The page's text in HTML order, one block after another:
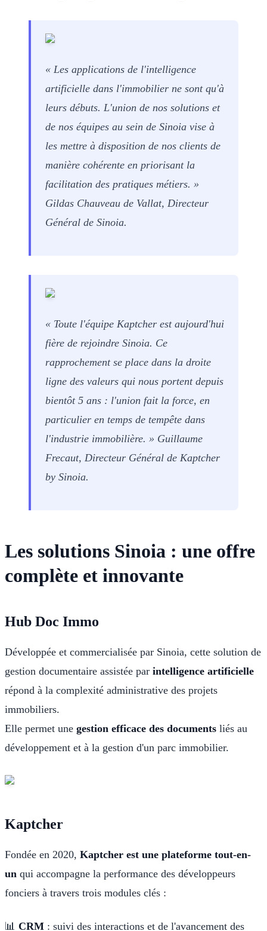
« Les applications de l'intelligence
artificielle dans l'immobilier ne sont qu'à
leurs débuts. L'union de nos solutions et
de nos équipes au sein de Sinoia vise à
les mettre à disposition de nos clients de
manière cohérente en priorisant la
facilitation des pratiques métiers. »
Gildas Chauveau de Vallat, Directeur
Général de Sinoia.
« Toute l'équipe Kaptcher est aujourd'hui
fière de rejoindre Sinoia. Ce
rapprochement se place dans la droite
ligne des valeurs qui nous portent depuis
bientôt 5 ans : l'union fait la force, en
particulier en temps de tempête dans
l'industrie immobilière. » Guillaume
Frecaut, Directeur Général de Kaptcher
by Sinoia.
Les solutions Sinoia : une offre
complète et innovante
Hub Doc Immo
Développée et commercialisée par Sinoia, cette solution de
gestion documentaire assistée par intelligence artificielle
répond à la complexité administrative des projets
immobiliers.
Elle permet une gestion efficace des documents liés au
développement et à la gestion d'un parc immobilier.
Kaptcher
Fondée en 2020, Kaptcher est une plateforme tout-en-
un qui accompagne la performance des développeurs
fonciers à travers trois modules clés :
📊 CRM : suivi des interactions et de l'avancement des